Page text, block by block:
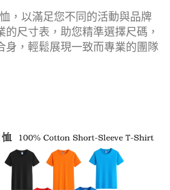
，以滿足您不同的活動與品牌
的尺寸表，助您精準選擇尺碼，
身，輕鬆展現一致而專業的團隊